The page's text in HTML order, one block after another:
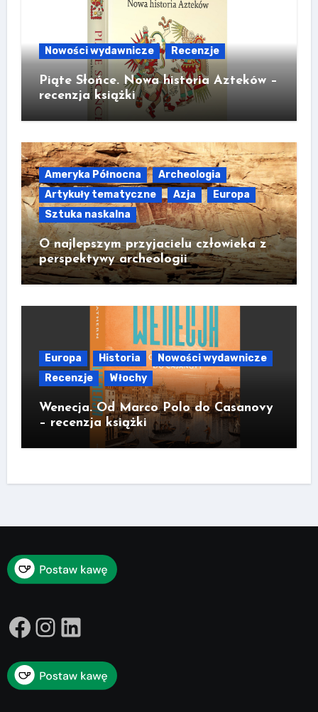
Nowości wydawnicze Recenzje
Piąte Słońce. Nowa historia Azteków –
recenzja książki
Ameryka Północna
Archeologia
Artykuły tematyczne
Azja
Europa
Sztuka naskalna
O najlepszym przyjacielu człowieka z
perspektywy archeologii
Europa Historia
Nowości wydawnicze
Recenzje
Włochy
Wenecja. Od Marco Polo do Casanovy
– recenzja książki
Facebook
Instagram
LinkedIn